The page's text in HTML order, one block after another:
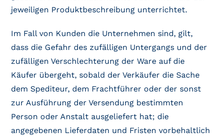
jeweiligen Produktbeschreibung unterrichtet.
Im Fall von Kunden die Unternehmen sind, gilt,
dass die Gefahr des zufälligen Untergangs und der
zufälligen Verschlechterung der Ware auf die
Käufer übergeht, sobald der Verkäufer die Sache
dem Spediteur, dem Frachtführer oder der sonst
zur Ausführung der Versendung bestimmten
Person oder Anstalt ausgeliefert hat; die
angegebenen Lieferdaten und Fristen vorbehaltlich